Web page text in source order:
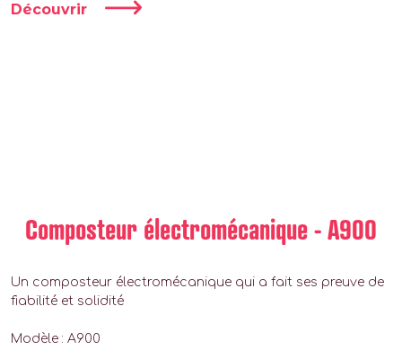
Découvrir
Composteur électromécanique - A900
Un composteur électromécanique qui a fait ses preuve de
fiabilité et solidité
Modèle : A900